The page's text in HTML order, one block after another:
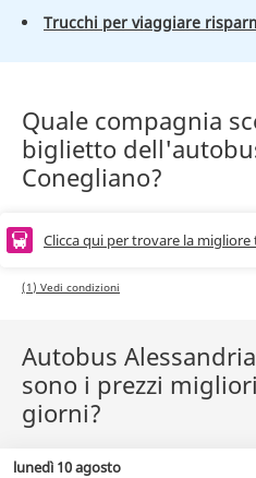
Trucchi per viaggiare
Quale compagnia
biglietto
Conegliano?
Clicca qui per trovare la
(1) Vedi condizioni
Autobus
sono i prezzi
giorni?
lunedì 10 agosto